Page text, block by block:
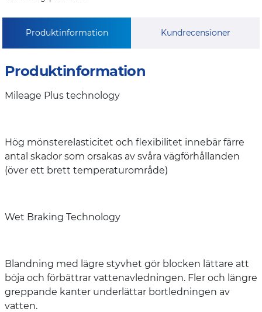
Produktinformation Kundrecensioner
Produktinformation
Mileage Plus technology
Hög mönsterelasticitet och flexibilitet innebär färre
antal skador som orsakas av svåra vägförhållanden
(över ett brett temperaturområde)
Wet Braking Technology
Blandning med lägre styvhet gör blocken lättare att
böja och förbättrar vattenavledningen. Fler och längre
greppande kanter underlättar bortledningen av
vatten.